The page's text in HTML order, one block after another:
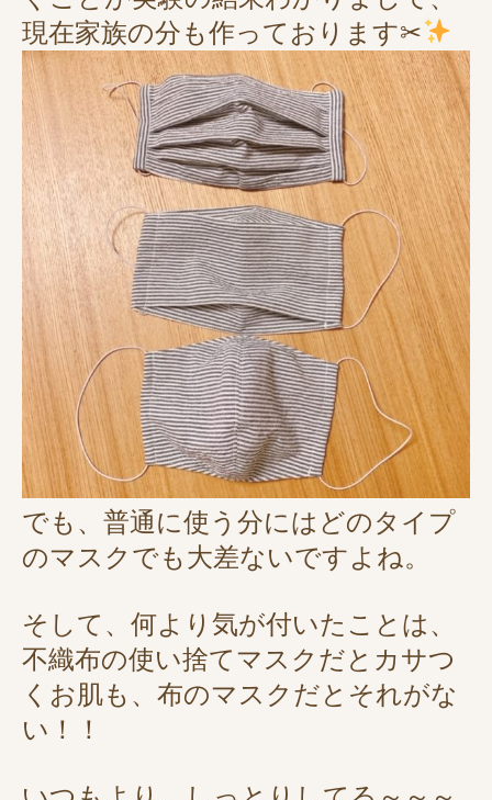
現在家族の分も作っております✂
でも、普通に使う分にはどのタイプ
のマスクでも大差ないですよね。
そして、何より気が付いたことは、
不織布の使い捨てマスクだとカサつ
くお肌も、布のマスクだとそれがな
い！！